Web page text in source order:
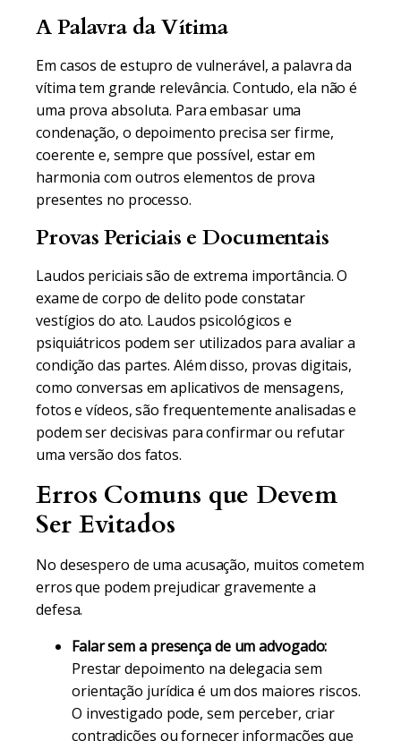
A Palavra da Vítima
Em casos de estupro de vulnerável, a palavra da
vítima tem grande relevância. Contudo, ela não é
uma prova absoluta. Para embasar uma
condenação, o depoimento precisa ser firme,
coerente e, sempre que possível, estar em
harmonia com outros elementos de prova
presentes no processo.
Provas Periciais e Documentais
Laudos periciais são de extrema importância. O
exame de corpo de delito pode constatar
vestígios do ato. Laudos psicológicos e
psiquiátricos podem ser utilizados para avaliar a
condição das partes. Além disso, provas digitais,
como conversas em aplicativos de mensagens,
fotos e vídeos, são frequentemente analisadas e
podem ser decisivas para confirmar ou refutar
uma versão dos fatos.
Erros Comuns que Devem
Ser Evitados
No desespero de uma acusação, muitos cometem
erros que podem prejudicar gravemente a
defesa.
Falar sem a presença de um advogado:
Prestar depoimento na delegacia sem
orientação jurídica é um dos maiores riscos.
O investigado pode, sem perceber, criar
contradições ou fornecer informações que